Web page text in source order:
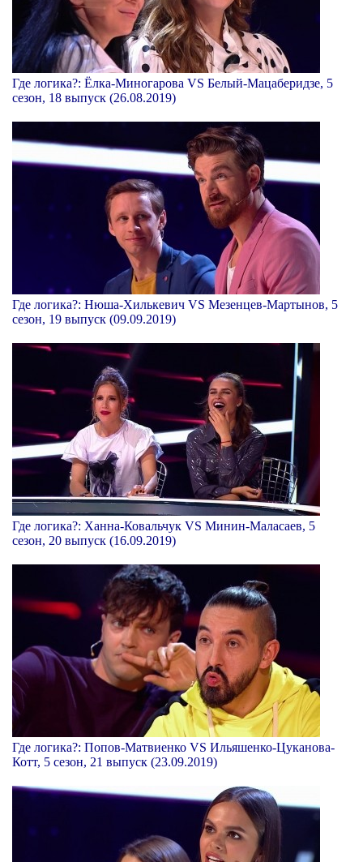
Где логика?: Ёлка-Миногарова VS Белый-Мацаберидзе, 5
сезон, 18 выпуск (26.08.2019)
Где логика?: Нюша-Хилькевич VS Мезенцев-Мартынов, 5
сезон, 19 выпуск (09.09.2019)
Где логика?: Ханна-Ковальчук VS Минин-Маласаев, 5
сезон, 20 выпуск (16.09.2019)
Где логика?: Попов-Матвиенко VS Ильяшенко-Цуканова-
Котт, 5 сезон, 21 выпуск (23.09.2019)